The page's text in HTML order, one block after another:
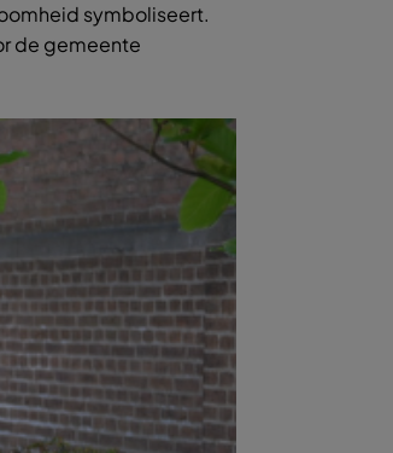
symboliseert.
de gemeente